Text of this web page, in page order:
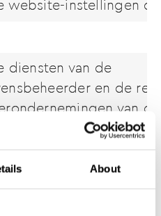
About
website-instellingen
diensten van de
en de
van
en geautoriseerde
met een